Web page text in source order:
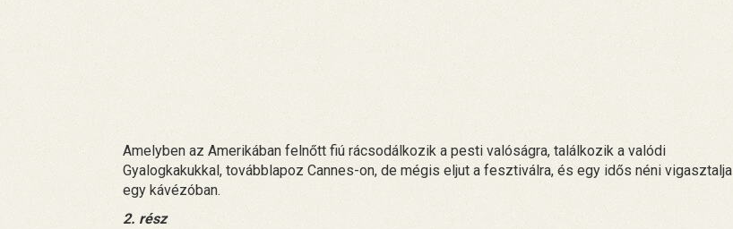
Amelyben az Amerikában felnőtt fiú rácsodálkozik a pesti valóságra, találkozik a valódi
Gyalogkakukkal, továbblapoz Cannes-on, de mégis eljut a fesztiválra, és egy idős néni vigasztalja
egy kávézóban.
2. rész